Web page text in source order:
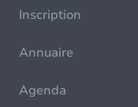
Inscription
Annuaire
Agenda